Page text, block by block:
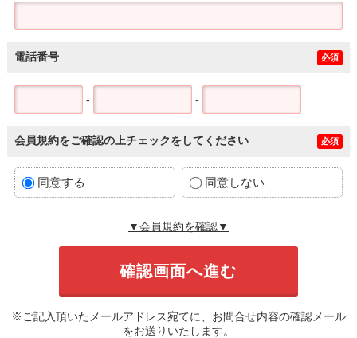
電話番号 必須
- -
会員規約をご確認の上チェックをしてください 必須
同意する 同意しない
▼会員規約を確認▼
※ご記入頂いたメールアドレス宛てに、お問合せ内容の確認メール
をお送りいたします。